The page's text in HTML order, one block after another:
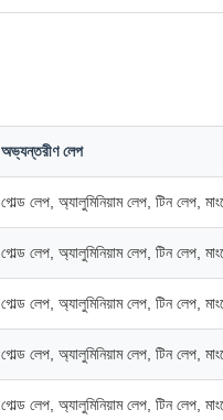
অভ্যন্তরীণ লেপ
গোল্ড লেপ, অ্যালুমিনিয়াম লেপ, টিন লেপ,
গোল্ড লেপ, অ্যালুমিনিয়াম লেপ, টিন লেপ,
গোল্ড লেপ, অ্যালুমিনিয়াম লেপ, টিন লেপ,
গোল্ড লেপ, অ্যালুমিনিয়াম লেপ, টিন লেপ,
গোল্ড লেপ, অ্যালুমিনিয়াম লেপ, টিন লেপ,